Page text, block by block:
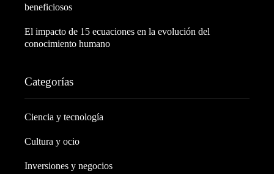
beneficiosos
El impacto de 15 ecuaciones en la evolución del
conocimiento humano
Categorías
Ciencia y tecnología
Cultura y ocio
Inversiones y negocios